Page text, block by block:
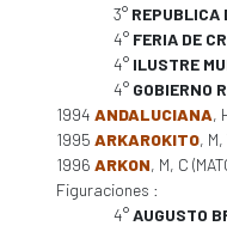
3° REPUBLICA
4° FERIA DE
4° ILUSTRE
4° GOBIERNO
1994 ANDALUCIANA,
1995 ARKAROKITO,
1996 ARKON, M, C
Figuraciones :
4°AUGUSTO